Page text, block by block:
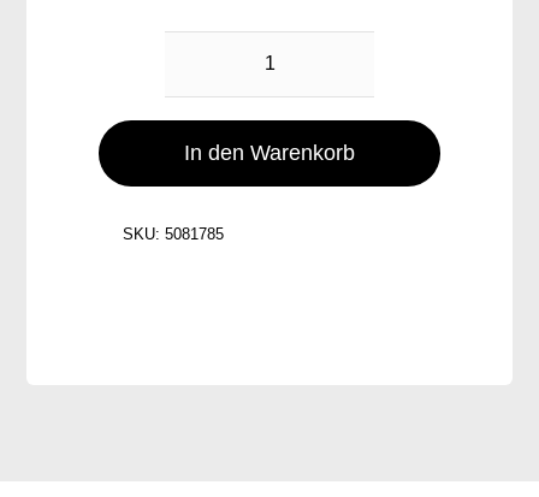
Dip
In den Warenkorb
SKU:5081785